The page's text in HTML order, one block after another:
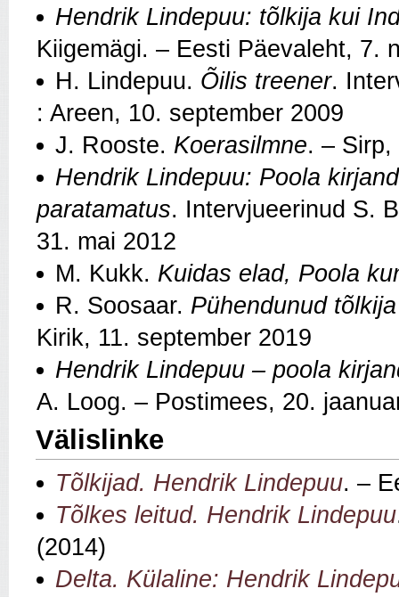
Hendrik Lindepuu: tõlkija kui
Kiigemägi. – Eesti Päevaleht, 7.
H. Lindepuu. Õilis treener.
: Areen, 10. september 2009
J. Rooste. Koerasilmne. –
Hendrik Lindepuu: Poola
paratamatus. Intervjueerinud S.
31. mai 2012
M. Kukk. Kuidas elad, Poola
R. Soosaar. Pühendunud
Kirik, 11. september 2019
Hendrik Lindepuu – poola
A. Loog. – Postimees, 20.
Välislinke
Tõlkijad. Hendrik Lindepuu. –
Tõlkes leitud. Hendrik Lindepuu
(2014)
Delta. Külaline: Hendrik